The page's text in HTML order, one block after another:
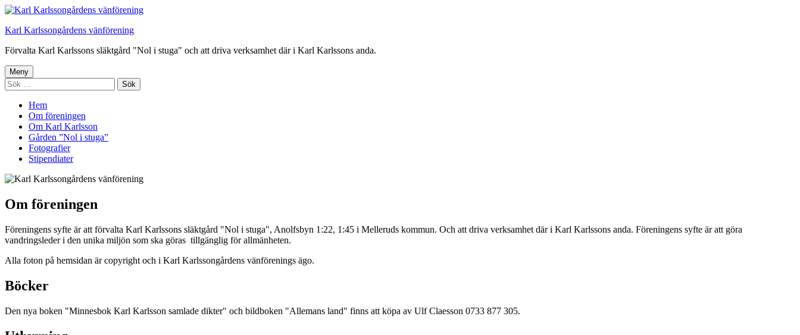
Gå
innehåll
Karl Karlssongårdens vänförening
Förvalta Karl Karlssons släktgård "Nol i stuga" och att driva verksamhet där i Karl Karlssons anda.
Primär
meny
Meny
Sök
efter:
Hem
Om föreningen
Om Karl Karlsson
Gården ”Nol i stuga”
Fotografier
Stipendiater
Om föreningen
Föreningens syfte är att förvalta Karl Karlssons släktgård "Nol i stuga", Anolfsbyn 1:22, 1:45 i Melleruds kommun. Och att driva verksamhet där i Karl Karlssons anda. Föreningens syfte är att göra
vandringsleder i den unika miljön som ska göras tillgänglig för allmänheten.
Alla foton på hemsidan är copyright och i Karl Karlssongårdens vänförenings ägo.
Böcker
Den nya boken "Minnesbok Karl Karlsson samlade dikter" och bildboken "Allemans land" finns att köpa av Ulf Claesson 0733 877 305.